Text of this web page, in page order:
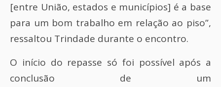
[entre União, estados e municípios] é a base
para um bom trabalho em relação ao piso”,
ressaltou Trindade durante o encontro.
O início do repasse só foi possível após a
conclusão de um